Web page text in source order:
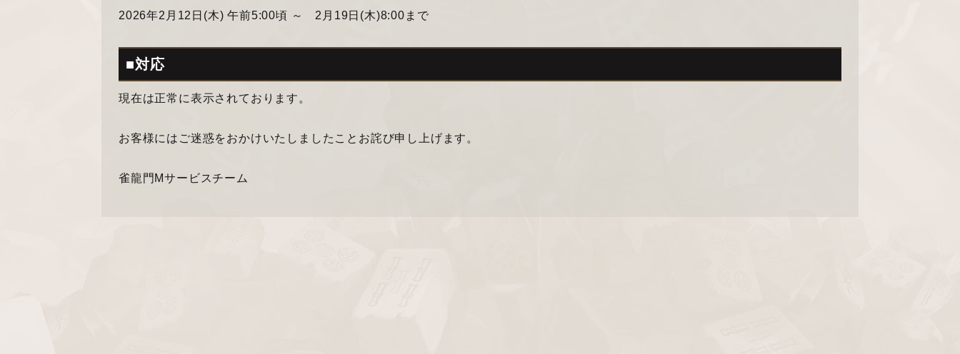
2026年2月12日(木) 午前5:00頃 ～ 2月19日(木)8:00まで
■対応
現在は正常に表示されております。
お客様にはご迷惑をおかけいたしましたことお詫び申し上げます。
雀龍門Mサービスチーム